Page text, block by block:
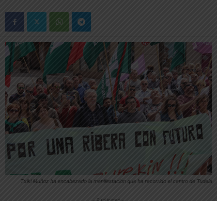
Txiki Muñoz ha encabezado la manifestación que ha recorrido el centro de Tudela